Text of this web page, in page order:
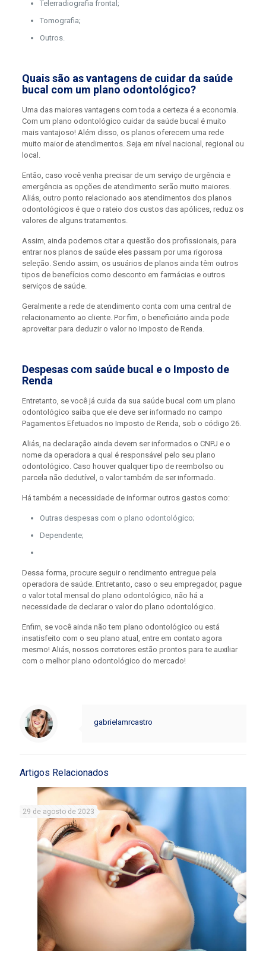
Telerradiografia frontal;
Tomografia;
Outros.
Quais são as vantagens de cuidar da saúde
bucal com um plano odontológico?
Uma das maiores vantagens com toda a certeza é a economia.
Com um plano odontológico cuidar da saúde bucal é muito
mais vantajoso! Além disso, os planos oferecem uma rede
muito maior de atendimentos. Seja em nível nacional, regional ou
local.
Então, caso você venha precisar de um serviço de urgência e
emergência as opções de atendimento serão muito maiores.
Aliás, outro ponto relacionado aos atendimentos dos planos
odontológicos é que o rateio dos custos das apólices, reduz os
valores de alguns tratamentos.
Assim, ainda podemos citar a questão dos profissionais, para
entrar nos planos de saúde eles passam por uma rigorosa
seleção. Sendo assim, os usuários de planos ainda têm outros
tipos de benefícios como desconto em farmácias e outros
serviços de saúde.
Geralmente a rede de atendimento conta com uma central de
relacionamento ao cliente. Por fim, o beneficiário ainda pode
aproveitar para deduzir o valor no Imposto de Renda.
Despesas com saúde bucal e o Imposto de
Renda
Entretanto, se você já cuida da sua saúde bucal com um plano
odontológico saiba que ele deve ser informado no campo
Pagamentos Efetuados no Imposto de Renda, sob o código 26.
Aliás, na declaração ainda devem ser informados o CNPJ e o
nome da operadora a qual é responsável pelo seu plano
odontológico. Caso houver qualquer tipo de reembolso ou
parcela não dedutível, o valor também de ser informado.
Há também a necessidade de informar outros gastos como:
Outras despesas com o plano odontológico;
Dependente;
Dessa forma, procure seguir o rendimento entregue pela
operadora de saúde. Entretanto, caso o seu empregador, pague
o valor total mensal do plano odontológico, não há a
necessidade de declarar o valor do plano odontológico.
Enfim, se você ainda não tem plano odontológico ou está
insatisfeito com o seu plano atual, entre em contato agora
mesmo! Aliás, nossos corretores estão prontos para te auxiliar
com o melhor plano odontológico do mercado!
gabrielamrcastro
Artigos Relacionados
29 de agosto de 2023